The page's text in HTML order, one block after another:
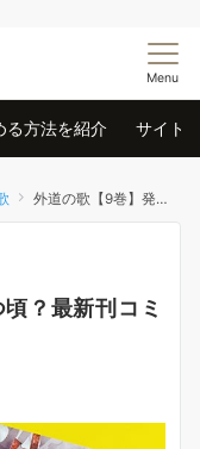
Menu
る方法を紹介 サイト
外道の歌【9巻】発売日はいつ頃？最新刊コミックを無料で読むには！
？最新刊コミ